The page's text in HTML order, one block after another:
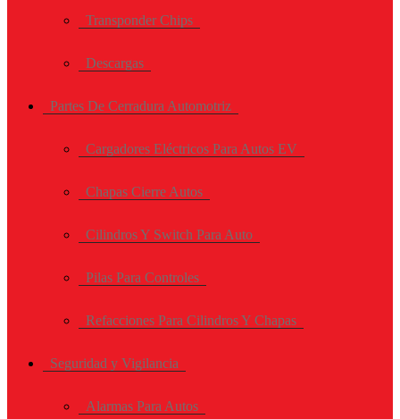
Transponder Chips
Descargas
Partes De Cerradura Automotriz
Cargadores Eléctricos Para Autos EV
Chapas Cierre Autos
Cilindros Y Switch Para Auto
Pilas Para Controles
Refacciones Para Cilindros Y Chapas
Seguridad y Vigilancia
Alarmas Para Autos